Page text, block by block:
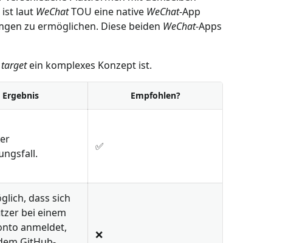
laut WeChatTOU eine native WeChat-App
zu ermöglichen. Diese beiden WeChat-Apps
targetein komplexes Konzept ist.
Ergebnis Empfohlen?
✅
dass sich
bei einem
anmeldet,
❌